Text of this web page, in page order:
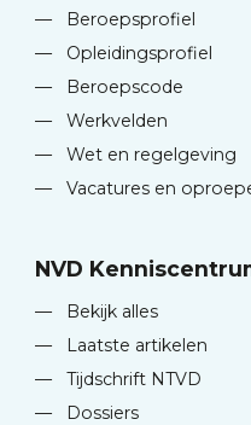
—
Beroepsprofiel
—
Opleidingsprofiel
—
Beroepscode
—
Werkvelden
—
Wet en regelgeving
—
Vacatures en
NVD
—
Bekijk alles
—
Laatste artikelen
—
Tijdschrift NTVD
—
Dossiers